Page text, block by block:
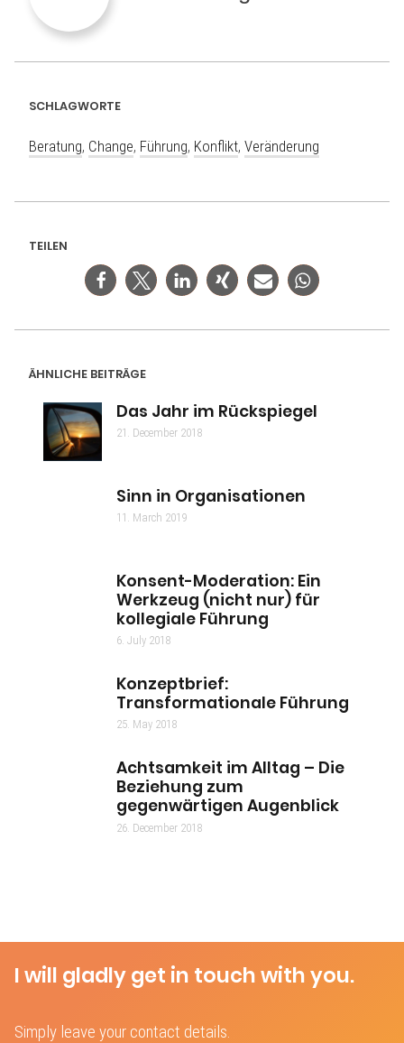
SCHLAGWORTE
Beratung, Change, Führung, Konflikt, Veränderung
TEILEN
ÄHNLICHE BEITRÄGE
Das Jahr im Rückspiegel
21. December 2018
Sinn in Organisationen
11. March 2019
Konsent-Moderation: Ein
Werkzeug (nicht nur) für
kollegiale Führung
6. July 2018
Konzeptbrief:
Transformationale Führung
25. May 2018
Achtsamkeit im Alltag – Die
Beziehung zum
gegenwärtigen Augenblick
26. December 2018
I will gladly get in touch with you.
Simply leave your contact details.